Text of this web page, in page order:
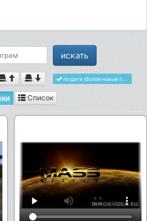
по дате (более новые первыми)
Список